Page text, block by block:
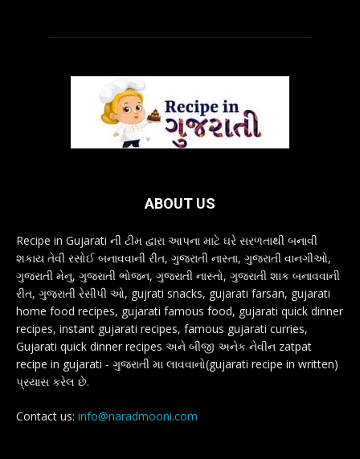
ABOUT US
Recipe in Gujarati ની ટીમ દ્વારા આપના માટે ઘરે સરળતાથી બનાવી
શકાય તેવી રસોઈ બનાવવાની રીત, ગુજરાતી નાસ્તા, ગુજરાતી વાનગીઓ,
ગુજરાતી મેનુ, ગુજરાતી ભોજન, ગુજરાતી નાસ્તો, ગુજરાતી શાક બનાવવાની
રીત, ગુજરાતી રેસીપી ઓ, gujrati snacks, gujarati farsan, gujarati
home food recipes, gujarati famous food, gujarati quick dinner
recipes, instant gujarati recipes, famous gujarati curries,
Gujarati quick dinner recipes અને બીજી અનેક નેવીન zatpat
recipe in gujarati - ગુજરાતી મા લાવવાનો(gujarati recipe in written)
પ્રયાસ કરેલ છે.
Contact us: info@naradmooni.com